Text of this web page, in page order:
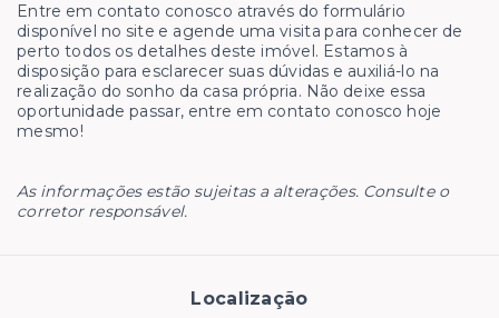
Entre em contato conosco através do formulário
disponível no site e agende uma visita para conhecer de
perto todos os detalhes deste imóvel. Estamos à
disposição para esclarecer suas dúvidas e auxiliá-lo na
realização do sonho da casa própria. Não deixe essa
oportunidade passar, entre em contato conosco hoje
mesmo!
As informações estão sujeitas a alterações. Consulte o
corretor responsável.
Localização